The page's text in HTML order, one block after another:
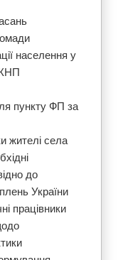
населення у
КНП
пункту ФП за
жителі села
до
України
працівники